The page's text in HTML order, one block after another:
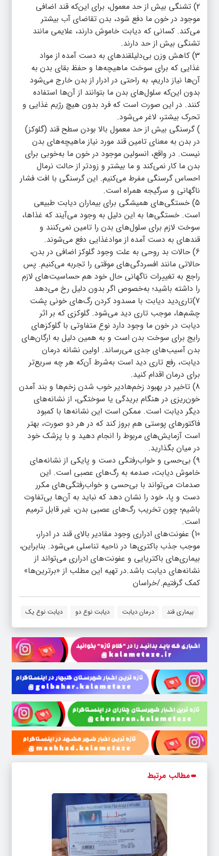
2) تشنگی بیش از حد معمول، برای این‌‌که قند اضافی
موجود در خون ما دفع شود، بدن تقاضای آب بیشتر
می‌کند. کسانی که دیابت خاموش دارند، علایمی مانند
تشنگی بیش از حد دارند.
3) کاهش وزن بی‌‌دلیلقند‌های به دست آمده از مواد
غذایی که برای سوخت ماهیچه‌ها و حفظ بقای بدن به
آن‌ها نیاز داریم، به راحتی در ادرار از بدن خارج می‌شود
بدون این‌‌که سلول‌های بدن ما بتوانند از آن‌ها استفاده
کنند. در این صورت است که فرد بدون هیچ رژیم غذایی و
تحرک بیشتر، لاغر می‌شود.
) گرسنگی بیش از حد معمول بالا بودن سطح قند (گلوکز)
در بدن به معنای تامین قند مورد نیاز ماهیچه‌های بدن
نیست. در واقع، انسولین موجود در خون ما به‌‌خوبی برای
بدن ما کار نمی‌کند و ما بیشتر و زودتر از حالت نرمال
احساس گرسنگی مفرط می‌کنیم. این گرسنگی با افت فشار
ناگهانی و سرگیجه همراه است.
5) خستگی‌های همیشگی برای بیماران دیابت طبیعی
است. خستگی‌ها به این دلیل به وجود می‌آیند که غذاها،
سوخت لازم برای سلول‌های بدن را تامین نمی‌کنند و
قند‌های به دست آمده از موادغذایی دفع می‌شوند.
6) حالات بد روحی به علت وجود گلوکز اضافی در بدن،
حالاتی مانند افسردگی‌های موقتی را تجربه می‌کنیم. پس
راجع به تغییرات ناگهانی حال خود هم حساسیت‌های لازم
را داشته باشید؛ به‌‌خصوص اگر بدون دلیل رخ می‌دهد
7)تاری‌‌دید دیابت با مسدود کردن رگ‌های خونی پشت
چشم‌ها، موجب تاری دید می‌شود. گلوکزی که بر اثر
دیابت در خون ما وجود دارد نوع متفاوتی با گلوکز‌های
رایج برای سوخت بدن است و به همین دلیل به ارگان‌های
بدن آسیب‌های جدی می‌رساند. اولین نشانه درمان
دیابت، رفع تاری دید است به‌‌شرط آن‌‌که هر چه سریع‌تر
برای درمان اقدام کنید.
‎8) تاخیر در بهبود زخم‌هادیر خوب شدن زخم‌ها و بند آمدن
خون‌ریزی در هنگام بریدگی یا سوختگی، از نشانه‌های
دیگر دیابت است. ممکن است این نشانه‌ها با کمبود
فاکتور‌های پوستی هم بروز کند که در هر دو صورت، بهتر
است آزمایش‌های مربوط را انجام دهید و با پزشک خود
در میان بگذارید.
۹) بی‌حسی و خواب‌رفتگی دست و پایکی از نشانه‌های
خاموش دیابت، صدمه به رگ‌های عصبی است. این
صدمات می‌تواند با بی‌حسی و خواب‌رفتگی‌های مکرر
دست‌ و پا، خود را نشان دهد که نباید به آن‌ها بی‌تفاوت
باشیم؛ چون تخریب رگ‌های عصبی بدن، غیر قابل ترمیم
است.
10) عفونت‌های ادراری وجود مقادیر بالای قند در ادرار،
موجب جذب باکتری‌ها در ناحیه تناسلی می‌شود. بنابراین،
بیماری‌های باکتریایی و عفونت‌های ادراری می‌تواند از
نشانه‌های دیابت باشد.در تهیه این مطلب از «برترین‌‌ها»
کمک گرفتیم./خراسان
بیماری قند درمان دیابت دیابت نوع دو دیابت نوع یک
مطالب مرتبط